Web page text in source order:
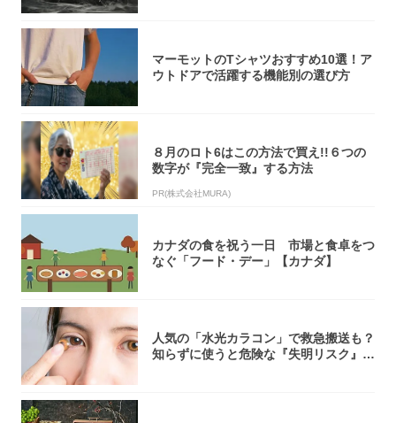
マーモットのTシャツおすすめ10選！ア
ウトドアで活躍する機能別の選び方
８月のロト6はこの方法で買え!!６つの
数字が『完全一致』する方法
PR(株式会社MURA)
カナダの食を祝う一日 市場と食卓をつ
なぐ「フード・デー」【カナダ】
人気の「水光カラコン」で救急搬送も？
知らずに使うと危険な『失明リスク』と